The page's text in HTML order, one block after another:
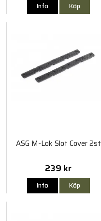
Info Köp
ASG M-Lok Slot Cover 2st
239 kr
Info Köp